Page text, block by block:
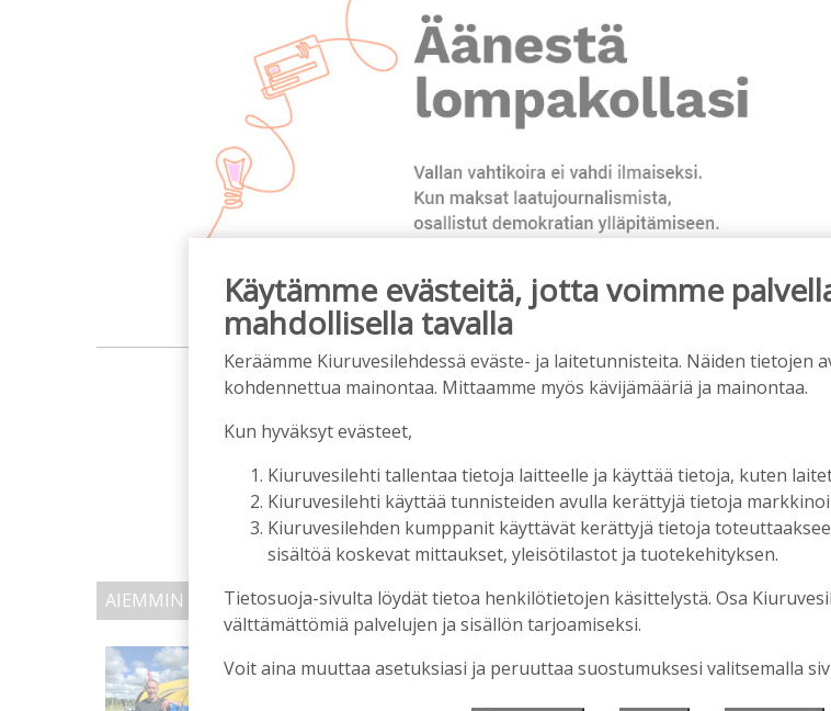
mainos päättyy
AIEMMIN AIHEESTA
Mikko Remes täyttää 50 vuotta – vaikka villitystäkin on
syntymäpäiväsankari oppineensa myös hölläämään vauhtia
Käytämme evästeitä, jotta voimme
mahdollisella tavalla
Keräämme Kiuruvesilehdessä eväste- ja laitetunnisteita. Näiden tietojen
kohdennettua mainontaa. Mittaamme myös kävijämääriä ja mainontaa.
Kun hyväksyt evästeet,
Kiuruvesilehti tallentaa tietoja laitteelle ja käyttää tietoja, kuten
Kiuruvesilehti käyttää tunnisteiden avulla kerättyjä tietoja
Kiuruvesilehden kumppanit käyttävät kerättyjä tietoja
sisältöä koskevat mittaukset, yleisötilastot ja tuotekehityksen.
Tietosuoja-sivulta löydät tietoa henkilötietojen käsittelystä. Osa
välttämättömiä palvelujen ja sisällön tarjoamiseksi.
Voit aina muuttaa asetuksiasi ja peruuttaa suostumuksesi valitsemalla